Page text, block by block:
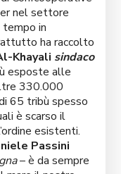
nel settore
tempo in
ha raccolto
Khayali sindaco
esposte alle
330.000
65 tribù spesso
è scarso il
esistenti.
Passini
– è da sempre